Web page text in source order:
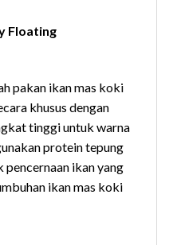
Floating
pakan ikan mas koki
khusus dengan
tinggi untuk warna
protein tepung
ikan yang
ikan mas koki